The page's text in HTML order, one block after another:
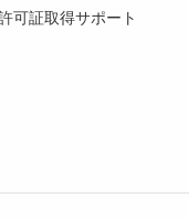
可証取得サポート